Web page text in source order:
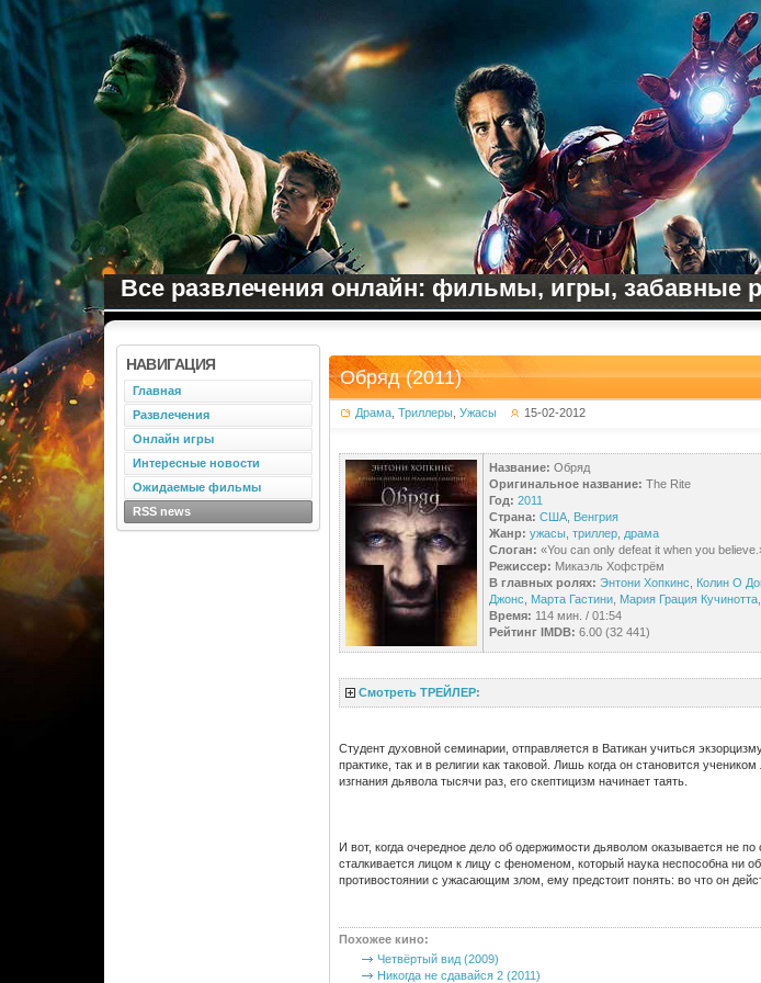
Все развлечения онлайн: фильмы, игры, забавные
Обряд (2011)
Драма, Триллеры, Ужасы 15-02-2012
Название: Обряд
Оригинальное название: The Rite
Год: 2011
Страна: США, Венгрия
Жанр: ужасы, триллер, драма
Слоган: «You can only defeat it when you
Режиссер: Микаэль Хофстрём
В главных ролях: Энтони Хопкинс Колин О
Джонс
Марта Гастини, Мария Грация Кучинотта,
Время: 114 мин. / 01:54
Рейтинг IMDB: 6.00 (32 441)
Смотреть ТРЕЙЛЕР:
Студент духовной семинарии, отправляется в Ватикан учиться
практике, так и в религии как таковой. Лишь когда он становится
изгнания дьявола тысячи раз, его скептицизм начинает таять.
И вот, когда очередное дело об одержимости дьяволом оказывается не
сталкивается лицом к лицу с феноменом, который наука неспособна ни
противостоянии с ужасающим злом, ему предстоит понять: во что он
Похожее кино:
Четвёртый вид (2009)
Никогда не сдавайся 2 (2011)
НАВИГАЦИЯ
Главная
Развлечения
Онлайн игры
Интересные новости
Ожидаемые фильмы
RSS news